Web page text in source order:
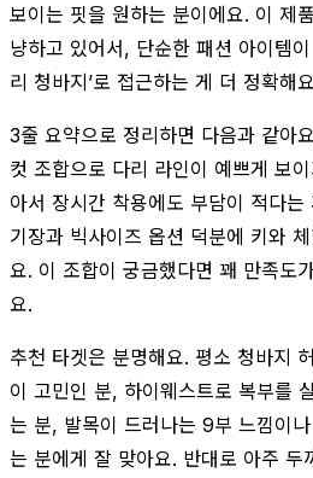
보이는 핏을 원하는 분이에요. 이 제
냥하고 있어서, 단순한 패션 아이템
리 청바지’로 접근하는 게 더 정확해
3줄 요약으로 정리하면 다음과 같아
컷 조합으로 다리 라인이 예쁘게 보
아서 장시간 착용에도 부담이 적다
기장과 빅사이즈 옵션 덕분에 키와
요. 이 조합이 궁금했다면 꽤 만족도
요.
추천 타겟은 분명해요. 평소 청바지
이 고민인 분, 하이웨스트로 복부를
는 분, 발목이 드러나는 9부 느낌이
는 분에게 잘 맞아요. 반대로 아주 두